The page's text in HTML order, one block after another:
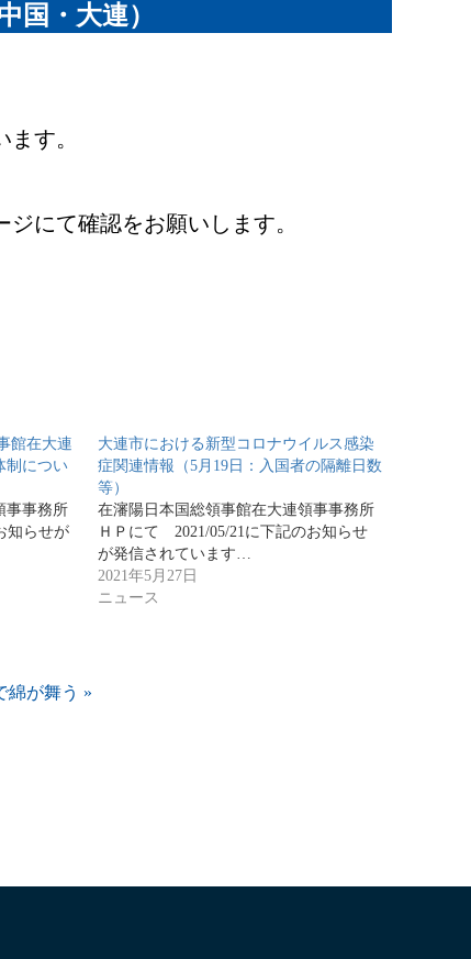
国・大連）
す。
にて確認をお願いします。
館在大連
制につい
事事務所
知らせが
大連市における新型コロナウイルス感染
症関連情報（5月19日：入国者の隔離日数
等）
在瀋陽日本国総領事館在大連領事事務所
ＨＰにて 2021/05/21に下記のお知らせ
が発信されています…
2021年5月27日
ニュース
綿が舞う »